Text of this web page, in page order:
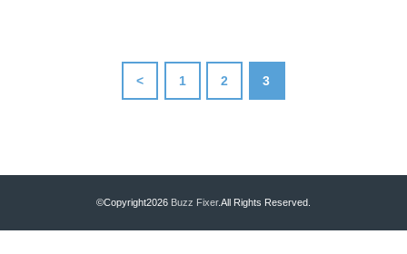
< 1 2 3
©Copyright2026 Buzz Fixer.All Rights Reserved.